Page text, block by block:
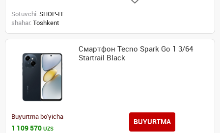
Sotuvchi: SHOP-IT
shahar: Toshkent
Смартфон Tecno Spark Go 1 3/64
Startrail Black
Buyurtma bo'yicha
1 109 570 UZS
BUYURTMA